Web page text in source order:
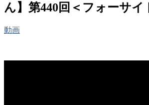
ん】第440回＜フォーサイ
動画